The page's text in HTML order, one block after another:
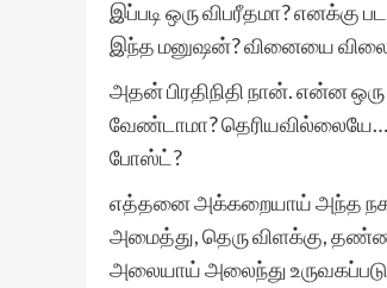
இப்படி ஒரு விபரீதமா?
இந்த மனுஷன்? வினையை
அதன் பிரதிநிதி நான். என்ன
வேண்டாமா?
போஸ்ட்?
எத்தனை அக்கறையாய் அந்த
அமைத்து, தெரு விளக்கு,
அலையாய் அலைந்து